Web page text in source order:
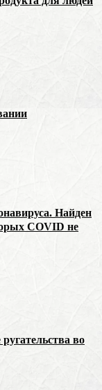
Найден
COVID не
во